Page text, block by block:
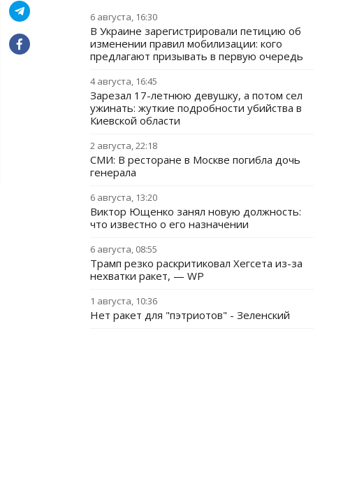
6 августа, 16:30
В Украине зарегистрировали петицию об
изменении правил мобилизации: кого
предлагают призывать в первую очередь
4 августа, 16:45
Зарезал 17-летнюю девушку, а потом сел
ужинать: жуткие подробности убийства в
Киевской области
2 августа, 22:18
СМИ: В ресторане в Москве погибла дочь
генерала
6 августа, 13:20
Виктор Ющенко занял новую должность:
что известно о его назначении
6 августа, 08:55
Трамп резко раскритиковал Хегсета из-за
нехватки ракет, — WP
1 августа, 10:36
Нет ракет для "пэтриотов" - Зеленский